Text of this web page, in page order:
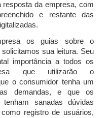
resposta da empresa, com
e restante das
os guias sobre o
sua leitura. Seu
importância a todos os
que utilizarão o
o consumidor tenha um
demandas, e que os
sanadas dúvidas
registro de usuários,